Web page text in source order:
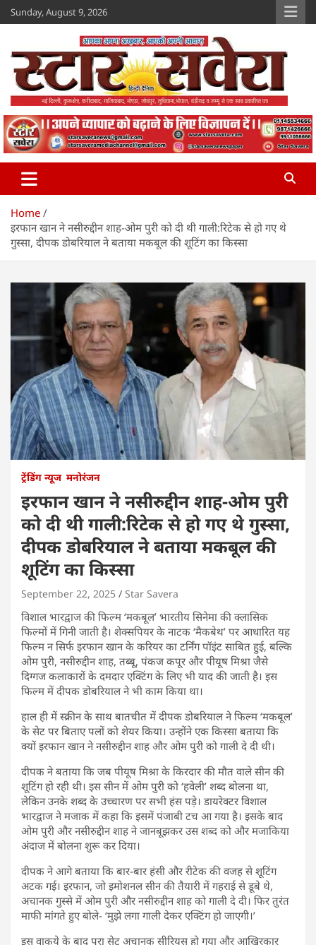
Skip
to
Sunday, August 9, 2026
Star Savera
www.starsavera.com
Home
इरफान खान ने नसीरुद्दीन शाह-ओम पुरी को दी थी गाली:रिटेक से हो गए थे
गुस्सा, दीपक डोबरियाल ने बताया मकबूल की शूटिंग का किस्सा
ट्रेंडिंग न्यूज मनोरंजन
इरफान खान ने नसीरुद्दीन शाह-ओम पुरी
को दी थी गाली:रिटेक से हो गए थे गुस्सा,
दीपक डोबरियाल ने बताया मकबूल की
शूटिंग का किस्सा
September 22, 2025 Star Savera
विशाल भारद्वाज की फिल्म ‘मकबूल’ भारतीय सिनेमा की क्लासिक
फिल्मों में गिनी जाती है। शेक्सपियर के नाटक ‘मैकबेथ’ पर आधारित यह
फिल्म न सिर्फ इरफान खान के करियर का टर्निंग पॉइंट साबित हुई, बल्कि
ओम पुरी, नसीरुद्दीन शाह, तब्बू, पंकज कपूर और पीयूष मिश्रा जैसे
दिग्गज कलाकारों के दमदार एक्टिंग के लिए भी याद की जाती है। इस
फिल्म में दीपक डोबरियाल ने भी काम किया था।
हाल ही में स्क्रीन के साथ बातचीत में दीपक डोबरियाल ने फिल्म ‘मकबूल’
के सेट पर बिताए पलों को शेयर किया। उन्होंने एक किस्सा बताया कि
क्यों इरफान खान ने नसीरुद्दीन शाह और ओम पुरी को गाली दे दी थी।
दीपक ने बताया कि जब पीयूष मिश्रा के किरदार की मौत वाले सीन की
शूटिंग हो रही थी। इस सीन में ओम पुरी को ‘हवेली’ शब्द बोलना था,
लेकिन उनके शब्द के उच्चारण पर सभी हंस पड़े। डायरेक्टर विशाल
भारद्वाज ने मजाक में कहा कि इसमें पंजाबी टच आ गया है। इसके बाद
ओम पुरी और नसीरुद्दीन शाह ने जानबूझकर उस शब्द को और मजाकिया
अंदाज में बोलना शुरू कर दिया।
दीपक ने आगे बताया कि बार-बार हंसी और रीटेक की वजह से शूटिंग
अटक गई। इरफान, जो इमोशनल सीन की तैयारी में गहराई से डूबे थे,
अचानक गुस्से में ओम पुरी और नसीरुद्दीन शाह को गाली दे दी। फिर तुरंत
माफी मांगते हुए बोले- ‘मुझे लगा गाली देकर एक्टिंग हो जाएगी।’
इस वाकये के बाद पूरा सेट अचानक सीरियस हो गया और आखिरकार